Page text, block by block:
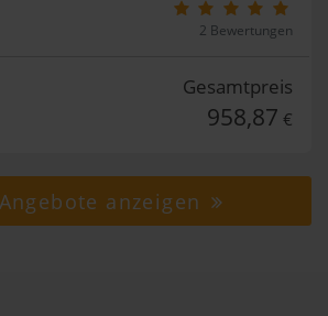
2 Bewertungen
Gesamtpreis
958,87 €
anzeigen